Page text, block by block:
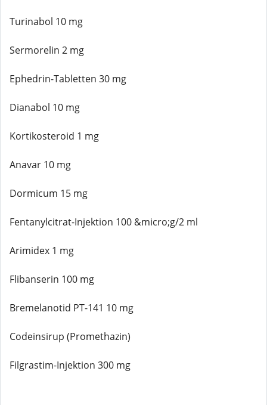
Turinabol 10 mg
Sermorelin 2 mg
Ephedrin-Tabletten 30 mg
Dianabol 10 mg
Kortikosteroid 1 mg
Anavar 10 mg
Dormicum 15 mg
Fentanylcitrat-Injektion 100 &micro;g/2 ml
Arimidex 1 mg
Flibanserin 100 mg
Bremelanotid PT-141 10 mg
Codeinsirup (Promethazin)
Filgrastim-Injektion 300 mg